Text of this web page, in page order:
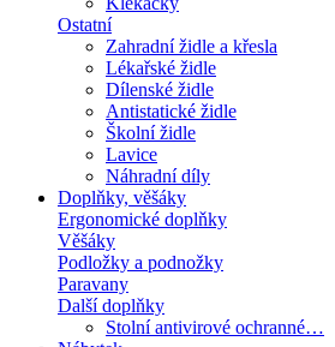
Ostatní
Zahradní židle a křesla
Lékařské židle
Dílenské židle
Antistatické židle
Školní židle
Lavice
Náhradní díly
Doplňky, věšáky
Ergonomické doplňky
Věšáky
Podložky a podnožky
Paravany
Další doplňky
Stolní antivirové ochranné…